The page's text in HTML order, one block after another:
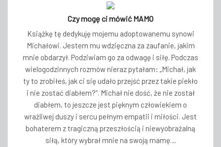
Czy mogę ci mówić MAMO
Książkę tę dedykuję mojemu adoptowanemu synowi
Michałowi. Jestem mu wdzięczna za zaufanie, jakim
mnie obdarzył. Podziwiam go za odwagę i siłę. Podczas
wielogodzinnych rozmów nieraz pytałam: „Michał, jak
ty to zrobiłeś, jak ci się udało przejść przez takie piekło
i nie zostać diabłem?”. Michał nie dość, że nie został
diabłem, to jeszcze jest pięknym człowiekiem o
wrażliwej duszy i sercu pełnym empatii i miłości. Jest
bohaterem z tragiczną przeszłością i niewyobrażalną
siłą, który wybrał mnie na swoją mamę…